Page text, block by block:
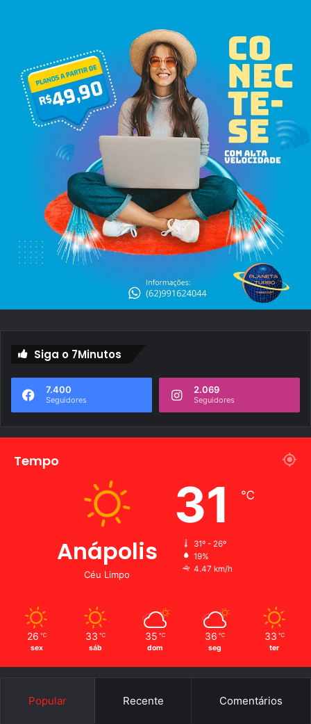
Siga o 7Minutos
7.400
Seguidores
2.069
Seguidores
Tempo
Anápolis
Céu Limpo
31 ℃
31º - 26º
19%
4.47 km/h
26 ℃
sex
33 ℃
sáb
35 ℃
dom
36 ℃
seg
33 ℃
ter
Popular Recente Comentários